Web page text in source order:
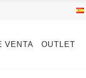
VENTA OUTLET